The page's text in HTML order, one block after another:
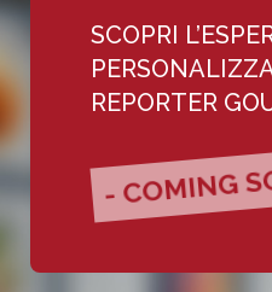
SCOPRI
REPORTER
- COMING